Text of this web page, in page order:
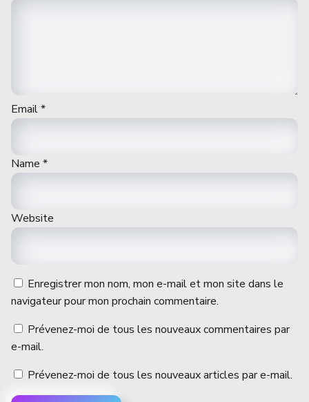
Email*
Name *
Website
Enregistrer mon nom, mon e-mail et mon site dans le
navigateur pour mon prochain commentaire.
Prévenez-moi de tous les nouveaux commentaires par
e-mail.
Prévenez-moi de tous les nouveaux articles par e-mail.